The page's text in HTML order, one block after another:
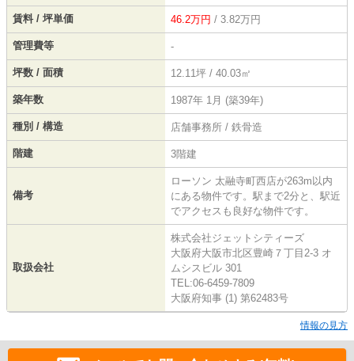
賃料 / 坪単価 46.2万円 / 3.82万円
管理費等 -
坪数 / 面積 12.11坪 / 40.03㎡
築年数 1987年 1月 (築39年)
種別 / 構造 店舗事務所 / 鉄骨造
階建 3階建
備考
ローソン 太融寺町西店が263m以内
にある物件です。駅まで2分と、駅近
でアクセスも良好な物件です。
取扱会社
株式会社ジェットシティーズ
大阪府大阪市北区豊崎７丁目2-3 オ
ムシスビル 301
TEL:06-6459-7809
大阪府知事 (1) 第62483号
情報の見方